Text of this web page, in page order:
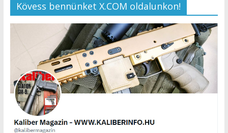
Kövess bennünket X.COM oldalunkon!